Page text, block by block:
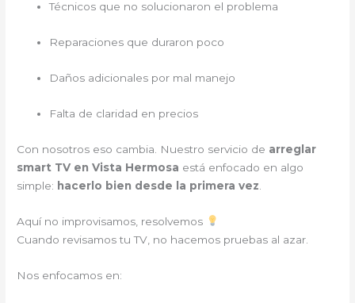
Técnicos que no solucionaron el problema
Reparaciones que duraron poco
Daños adicionales por mal manejo
Falta de claridad en precios
Con nosotros eso cambia. Nuestro servicio de arreglar
smart TV en Vista Hermosa está enfocado en algo
simple: hacerlo bien desde la primera vez
Aquí no improvisamos, resolvemos
Cuando revisamos tu TV, no hacemos pruebas al azar.
Nos enfocamos en: